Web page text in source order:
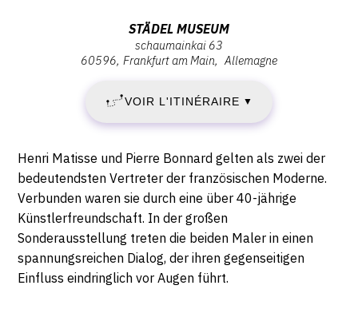
INSTAGRAM
:
MERCREDI
13
SEPTEMBRE
2017
-
DIMANCHE
14
JANVIER
Schaumainkai
60596
Frankfurt
am
Main
STÄDEL MUSEUM
schaumainkai 63
60596 Frankfurt am Main Allemagne
VOIR L'ITINÉRAIRE ▼
Description,
horaires...
Henri Matisse und Pierre Bonnard gelten als zwei der
bedeutendsten Vertreter der französischen Moderne.
Verbunden waren sie durch eine über 40-jährige
Künstlerfreundschaft. In der großen
Sonderausstellung treten die beiden Maler in einen
spannungsreichen Dialog, der ihren gegenseitigen
Einfluss eindringlich vor Augen führt.